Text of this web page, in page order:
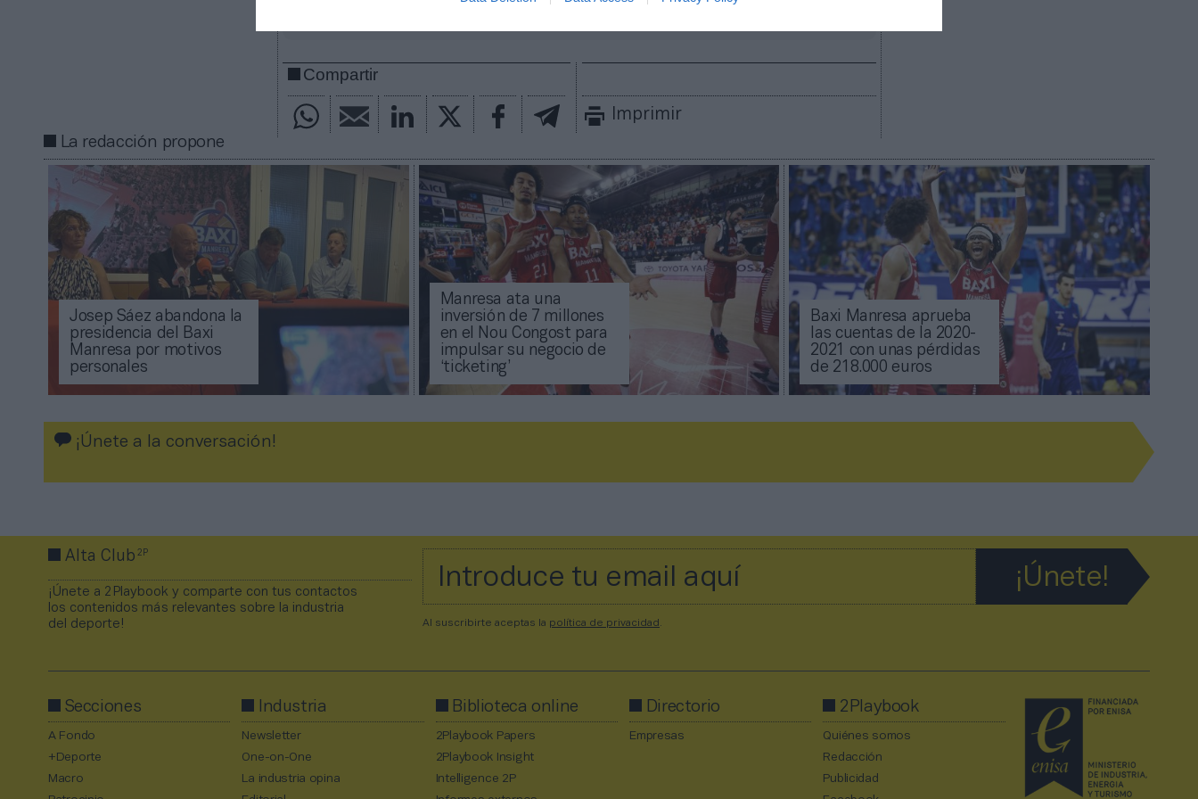
Compartir
Imprimir
La redacción propone
Josep Sáez abandona la
presidencia del Baxi
Manresa por motivos
personales
Manresa ata una
inversión de 7 millones
en el Nou Congost para
impulsar su negocio de
‘ticketing’
Baxi Manresa aprueba
las cuentas de la 2020-
2021 con unas pérdidas
de 218.000 euros
¡Únete a la conversación!
Alta Club2P
¡Únete a 2Playbook y comparte con tus contactos
los contenidos más relevantes sobre la industria
del deporte!
Al suscribirte aceptas la política de privacidad
Secciones
A Fondo
+Deporte
Macro
Industria
Newsletter
One-on-One
La industria opina
Biblioteca online
2Playbook Papers
2Playbook Insight
Intelligence 2P
Directorio
Empresas
2Playbook
Quiénes somos
Redacción
Publicidad